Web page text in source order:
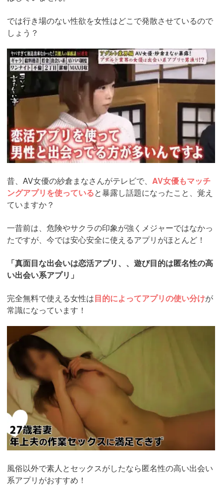
では行き場のない性欲を女性はどこで発散させているので
しょう？
https://pcmax.jp/lp/?
ad_id=rm307152
昔、AV女優の紗倉まなさんがテレビで、 AV女優もマッチ
ングアプリを使っていると暴露し話題になったこと、覚え
ていますか？
一昔前は、危険やサクラの印象が強くメジャーではなかっ
たですが、今では安心安全に使えるアプリがほとんど！
「真面目な出会いは恋活アプリ、、遊び目的は匿名性の高
い出会い系アプリ」
完全無料で使える女性は目的によってアプリの使い分けが
常識になっています！
https://pcmax.jp/lp/?
ad_id=rm307152
風俗以外で素人とセックスがしたなら匿名性の高い出会い
系アプリがおすすめ！